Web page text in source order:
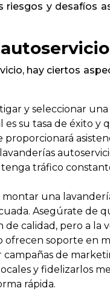
y desafíos
hay ciertos
y seleccionar
su tasa de éxito y
tráfico
montar una
Asegúrate de
calidad, pero a la
ofrecen soporte en
de
y fidelizarlos
rápida.